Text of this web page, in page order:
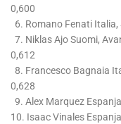
0,600
6. Romano Fenati Italia,
7. Niklas Ajo Suomi,
0,612
8. Francesco Bagnaia
0,628
9. Alex Marquez
10. Isaac Vinales